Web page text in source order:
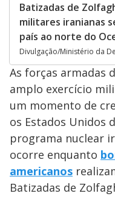
Batizadas de
militares iranianas
país ao norte do
Divulgação/Ministério da
As forças armadas
amplo exercício
um momento de
os Estados Unidos
programa nuclear
ocorre enquanto
americanos
Batizadas de